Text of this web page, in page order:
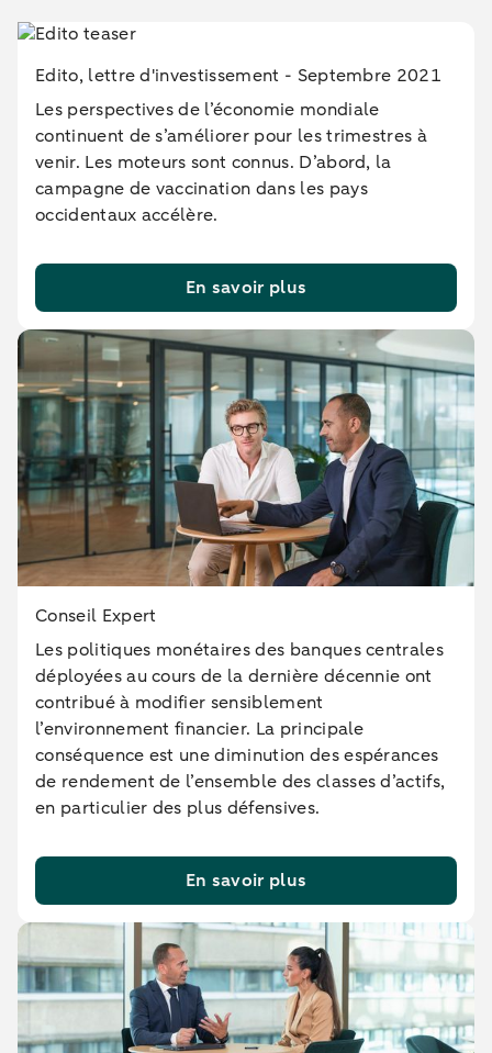
Edito, lettre d'investissement - Septembre 2021
Les perspectives de l’économie mondiale
continuent de s’améliorer pour les trimestres à
venir. Les moteurs sont connus. D’abord, la
campagne de vaccination dans les pays
occidentaux accélère.
En savoir plus
Conseil Expert
Les politiques monétaires des banques centrales
déployées au cours de la dernière décennie ont
contribué à modifier sensiblement
l’environnement financier. La principale
conséquence est une diminution des espérances
de rendement de l’ensemble des classes d’actifs,
en particulier des plus défensives.
En savoir plus